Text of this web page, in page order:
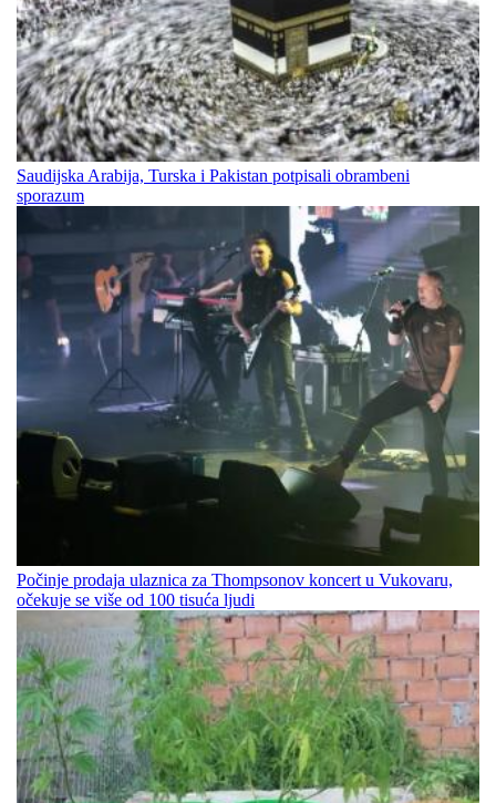
Saudijska Arabija, Turska i Pakistan potpisali obrambeni
sporazum
Počinje prodaja ulaznica za Thompsonov koncert u Vukovaru,
očekuje se više od 100 tisuća ljudi